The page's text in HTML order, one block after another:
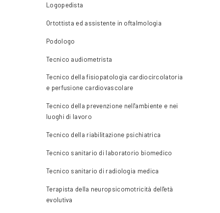
Logopedista
Ortottista ed assistente in oftalmologia
Podologo
Tecnico audiometrista
Tecnico della fisiopatologia cardiocircolatoria
e perfusione cardiovascolare
Tecnico della prevenzione nell'ambiente e nei
luoghi di lavoro
Tecnico della riabilitazione psichiatrica
Tecnico sanitario di laboratorio biomedico
Tecnico sanitario di radiologia medica
Terapista della neuropsicomotricità dell'età
evolutiva